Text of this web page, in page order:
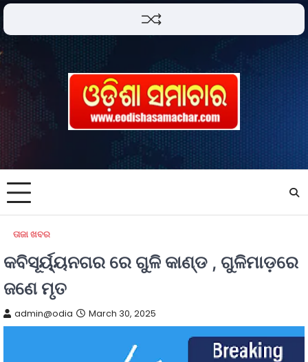
ତାଜା ଖବର
କବିସୂର୍ୟ୍ୟନଗର ରେ ଗୁଳି କାଣ୍ଡ , ଗୁଳିମାଡ଼ରେ
ଜଣେ ମୃତ
admin@odia March 30, 2025